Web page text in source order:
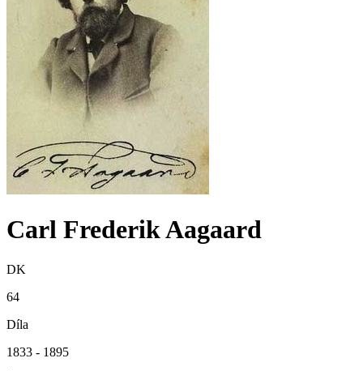
Carl Frederik Aagaard
DK
64
Díla
1833 - 1895